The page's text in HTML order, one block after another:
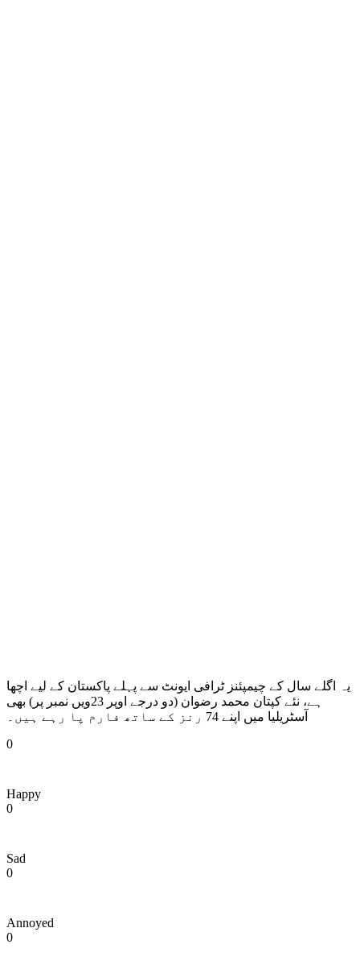
یہ اگلے سال کے چیمپئنز ٹرافی ایونٹ سے پہلے پاکستان کے لیے اچھا
ہے، نئے کپتان محمد رضوان (دو درجے اوپر 23ویں نمبر پر) بھی
آسٹریلیا میں اپنے 74 رنز کے ساتھ فارم پا رہے ہیں۔
0
Happy
0
Sad
0
Annoyed
0